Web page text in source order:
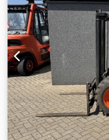
horquilla portapalets -
al portahorquillas -
de dirección - manejo
inmediato - pintura
32.950,-- neto